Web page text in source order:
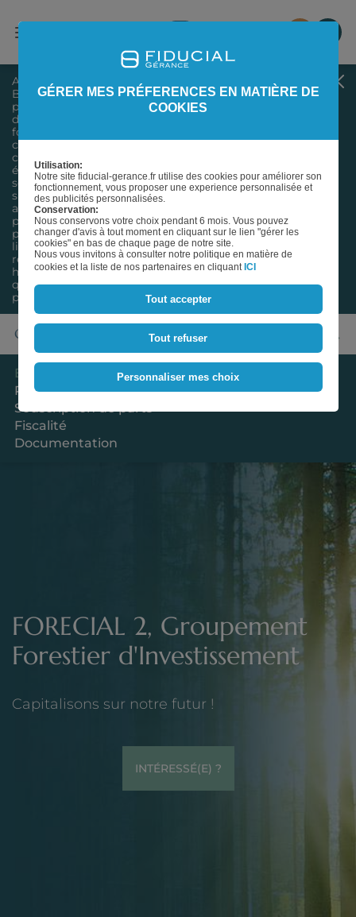
AVERTISSEMENT
Bienvenue sur notre site dédié à l’information du
public, des investisseurs, des associés et des
distributeurs sur nos produits immobiliers et
forestiers. Les éléments d’informations et données
chiffrées mis à disposition sur notre site internet sont
considérés comme exacts au jour de leur
établissement. Ils n’ont pas de valeur contractuelle et
sont sujets à modification. Nos produits sont des
supports de placement à long terme et doivent être
acquis dans une optique de diversification du
patrimoine. Comme tout investissement, ils
présentent des risques : risque de perte en capital, de
liquidité, capital investi non garanti, absence de
rendement. La valeur du capital investi peut varier, à la
hausse comme à la baisse, tout comme les revenus
qui y sont attachés. Les performances passées ne sont
pas un indicateur fiable des performances futures.
GFI FORECIAL 2
En un clin d'oeil
Patrimoine
Souscription de parts
Fiscalité
Documentation
FORECIAL 2, Groupement
Forestier d'Investissement
Capitalisons sur notre futur !
INTÉRESSÉ(E) ?
GÉRER MES PRÉFERENCES EN MATIÈRE DE
COOKIES
Utilisation:
Notre site fiducial-gerance.fr utilise des cookies pour améliorer son
fonctionnement, vous proposer une experience personnalisée et
des publicités personnalisées.
Conservation:
Nous conservons votre choix pendant 6 mois. Vous pouvez
changer d'avis à tout moment en cliquant sur le lien "gérer les
cookies" en bas de chaque page de notre site.
Nous vous invitons à consulter notre politique en matière de
cookies et la liste de nos partenaires en cliquant ICI
Tout accepter
Tout refuser
Personnaliser mes choix